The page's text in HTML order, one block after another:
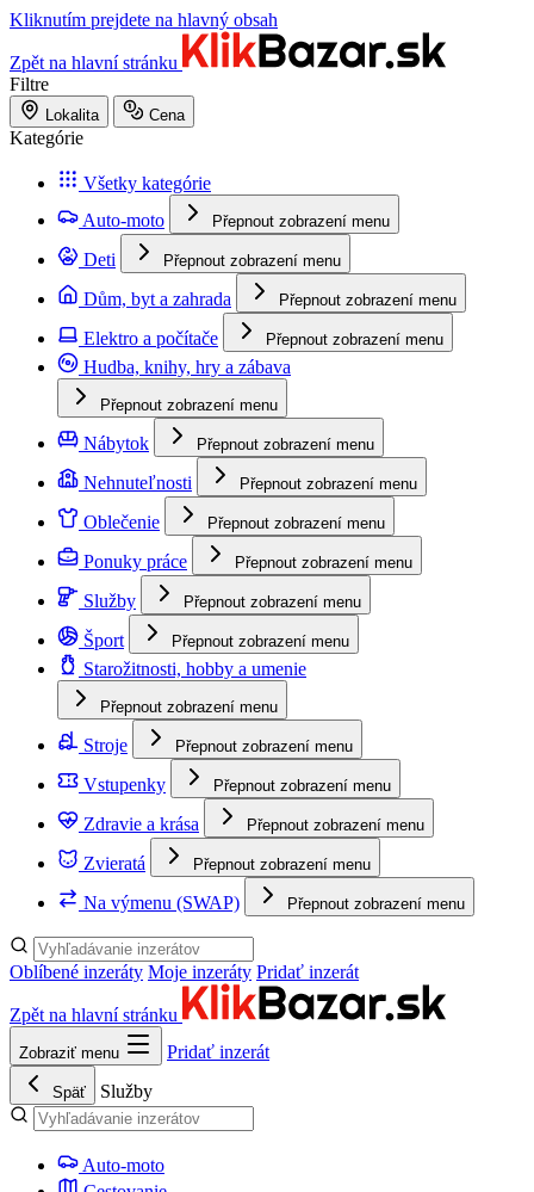
Kliknutím prejdete na hlavný obsah
Zpět na hlavní stránku
Filtre
Lokalita Cena
Kategórie
Všetky kategórie
Auto-moto
Přepnout zobrazení menu
Deti Přepnout zobrazení menu
Dům, byt a zahrada Přepnout zobrazení menu
Elektro a počítače Přepnout zobrazení menu
Hudba, knihy, hry a zábava
Přepnout zobrazení menu
Nábytok Přepnout zobrazení menu
Nehnuteľnosti Přepnout zobrazení menu
Oblečenie Přepnout zobrazení menu
Ponuky práce Přepnout zobrazení menu
Služby Přepnout zobrazení menu
Šport Přepnout zobrazení menu
Starožitnosti, hobby a umenie
Přepnout zobrazení menu
Stroje Přepnout zobrazení menu
Vstupenky Přepnout zobrazení menu
Zdravie a krása Přepnout zobrazení menu
Zvieratá Přepnout zobrazení menu
Na výmenu (SWAP) Přepnout zobrazení menu
Oblíbené inzeráty Moje inzeráty Pridať inzerát
Zpět na hlavní stránku
Zobraziť menu Pridať inzerát
Späť Služby
Auto-moto